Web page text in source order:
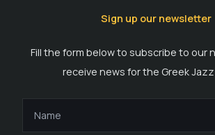
Sign up our newsletter
Fill the form below to subscribe to our
receive news for the Greek Jazz